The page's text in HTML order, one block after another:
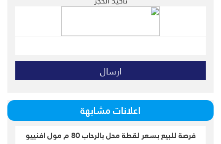
اعلانات مشابهة
محلات تجارية للبيع
فرصة للبيع بسعر لقطة محل بالرحاب 80 م مول افنييو